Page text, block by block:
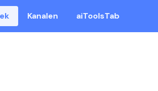
Kanalen aiToolsTab